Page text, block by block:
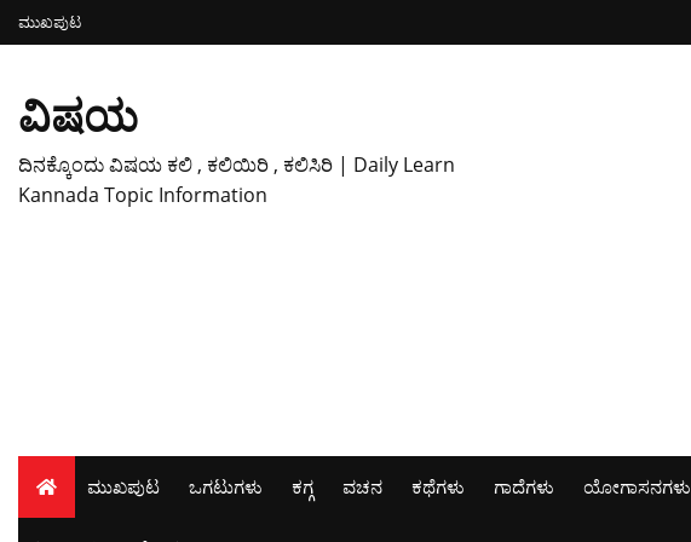
ಮುಖಪುಟ
ವಿಷಯ
ದಿನಕ್ಕೊಂದು ವಿಷಯ ಕಲಿ , ಕಲಿಯಿರಿ , ಕಲಿಸಿರಿ | Daily Learn
Kannada Topic Information
ಮುಖಪುಟ ಒಗಟುಗಳು ಕಗ್ಗ ವಚನ ಕಥೆಗಳು ಗಾದೆಗಳು ಯೋಗಾಸನಗಳು